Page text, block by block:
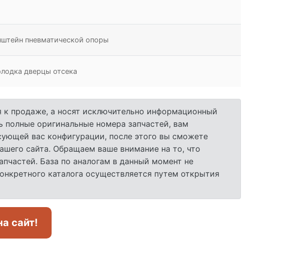
пневматической опоры
дверцы отсека
к продаже, а носят исключительно информационный
оригинальные номера запчастей, вам
вас конфигурации, после этого вы сможете
сайта. Обращаем ваше внимание на то, что
База по аналогам в данный момент не
каталога осуществляется путем открытия
сайт!